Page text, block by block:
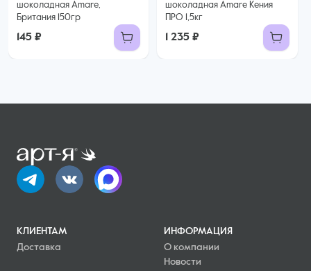
шоколадная Amare,
Британия 150гр
145 ₽
шоколадная Amare Кения
ПРО 1,5кг
1 235 ₽
КЛИЕНТАМ
Доставка
ИНФОРМАЦИЯ
О компании
Новости